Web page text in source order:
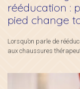
rééducation :
pied change
Lorsqu’on parle de
aux chaussures